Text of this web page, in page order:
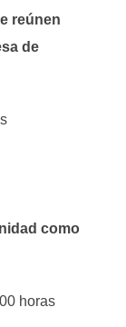
reúnen
de
como
horas